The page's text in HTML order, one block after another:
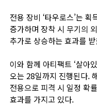
전용 장비 ‘타우로스’는 획
증가하며 장착 시 무기의
추가로 상승하는 효과를
이와 함께 아티팩트 ‘살아
오는 28일까지 진행된다.
전용으로 피격 시 일정 확
효과를 가지고 있다.